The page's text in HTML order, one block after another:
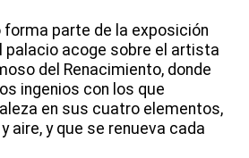
forma parte de la exposición
palacio acoge sobre el artista
del Renacimiento, donde
ingenios con los que
en sus cuatro elementos,
aire, y que se renueva cada